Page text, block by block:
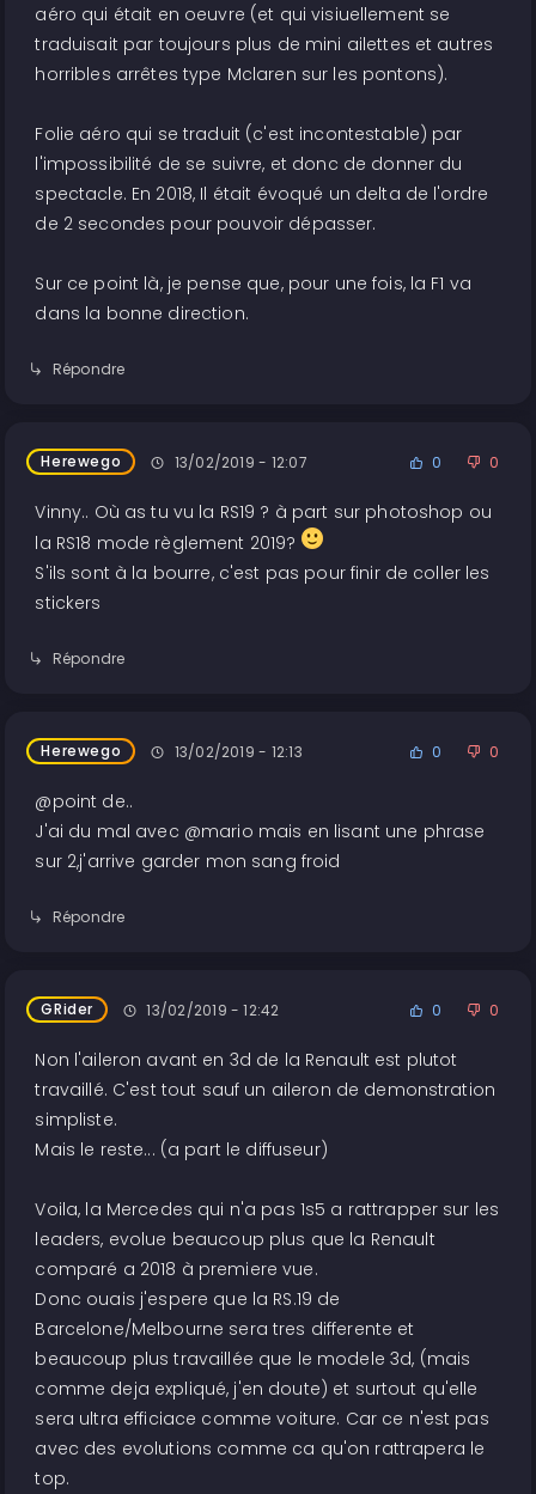
aéro qui était en oeuvre (et qui visiuellement se
traduisait par toujours plus de mini ailettes et autres
horribles arrêtes type Mclaren sur les pontons).
Folie aéro qui se traduit (c'est incontestable) par
l'impossibilité de se suivre, et donc de donner du
spectacle. En 2018, Il était évoqué un delta de l'ordre
de 2 secondes pour pouvoir dépasser.
Sur ce point là, je pense que, pour une fois, la F1 va
dans la bonne direction.
Répondre
Herewego 13/02/2019 - 12:07 0 0
Vinny.. Où as tu vu la RS19 ? à part sur photoshop ou
la RS18 mode règlement 2019?
S'ils sont à la bourre, c'est pas pour finir de coller les
stickers
Répondre
Herewego 13/02/2019 - 12:13 0 0
@point de..
J'ai du mal avec @mario mais en lisant une phrase
sur 2,j'arrive garder mon sang froid
Répondre
GRider 13/02/2019 - 12:42 0 0
Non l'aileron avant en 3d de la Renault est plutot
travaillé. C'est tout sauf un aileron de demonstration
simpliste.
Mais le reste... (a part le diffuseur)
Voila, la Mercedes qui n'a pas 1s5 a rattrapper sur les
leaders, evolue beaucoup plus que la Renault
comparé a 2018 à premiere vue.
Donc ouais j'espere que la RS.19 de
Barcelone/Melbourne sera tres differente et
beaucoup plus travaillée que le modele 3d, (mais
comme deja expliqué, j'en doute) et surtout qu'elle
sera ultra efficiace comme voiture. Car ce n'est pas
avec des evolutions comme ca qu'on rattrapera le
top.